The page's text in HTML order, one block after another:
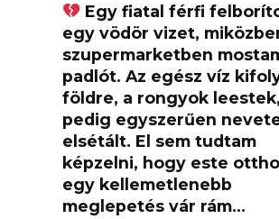
Egy fiatal férfi
egy vödör vizet,
szupermarketben
padlót. Az egész víz
földre, a rongyok
pedig egyszerűen
elsétált. El sem tudtam
képzelni, hogy este
egy kellemetlenebb
meglepetés vár rám…